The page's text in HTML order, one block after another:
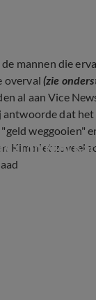
de mannen die
overval (zie
al aan Vice
antwoorde dat
weggooien"
Kim niet zoveel
op Kim